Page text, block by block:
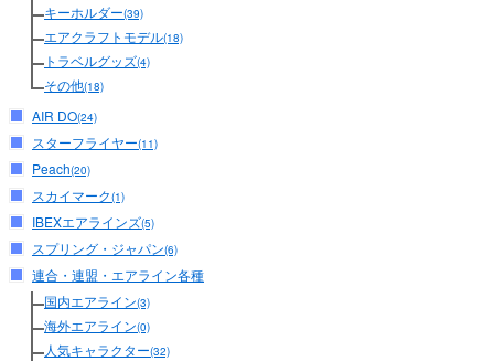
キーホルダー(39)
エアクラフトモデル(18)
トラベルグッズ(4)
その他(18)
AIR DO(24)
スターフライヤー(11)
Peach(20)
スカイマーク(1)
IBEXエアラインズ(5)
スプリング・ジャパン(6)
連合・連盟・エアライン各種
国内エアライン(3)
海外エアライン(0)
人気キャラクター(32)